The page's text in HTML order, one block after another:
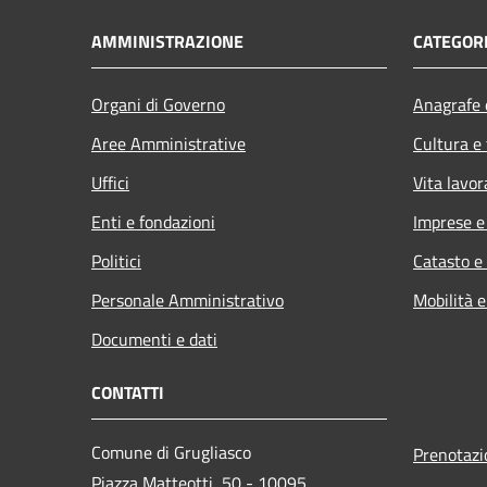
AMMINISTRAZIONE
Organi di Governo
Aree Amministrative
Uffici
Enti e fondazioni
Politici
Personale Amministrativo
Documenti e dati
Cultura
Vita
Imprese
Catasto
Mobilità
CONTATTI
Comune di Grugliasco